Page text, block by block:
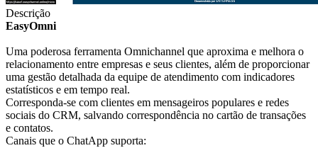
Descrição
EasyOmni
Uma poderosa ferramenta Omnichannel que aproxima e melhora o
relacionamento entre empresas e seus clientes, além de proporcionar
uma gestão detalhada da equipe de atendimento com indicadores
estatísticos e em tempo real.
Corresponda-se com clientes em mensageiros populares e redes
sociais do CRM, salvando correspondência no cartão de transações
e contatos.
Canais que o ChatApp suporta: